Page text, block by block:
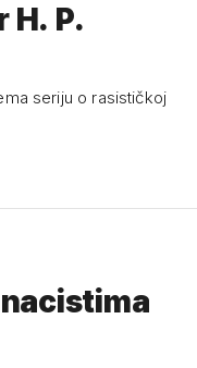
H. P.
seriju o rasističkoj